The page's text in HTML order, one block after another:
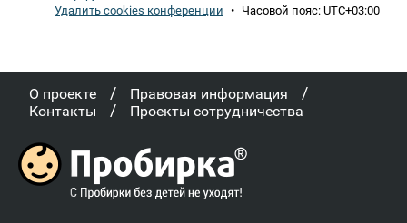
Удалить cookies конференции • Часовой пояс: UTC+03:00
О проекте / Правовая информация /
Контакты / Проекты сотрудничества